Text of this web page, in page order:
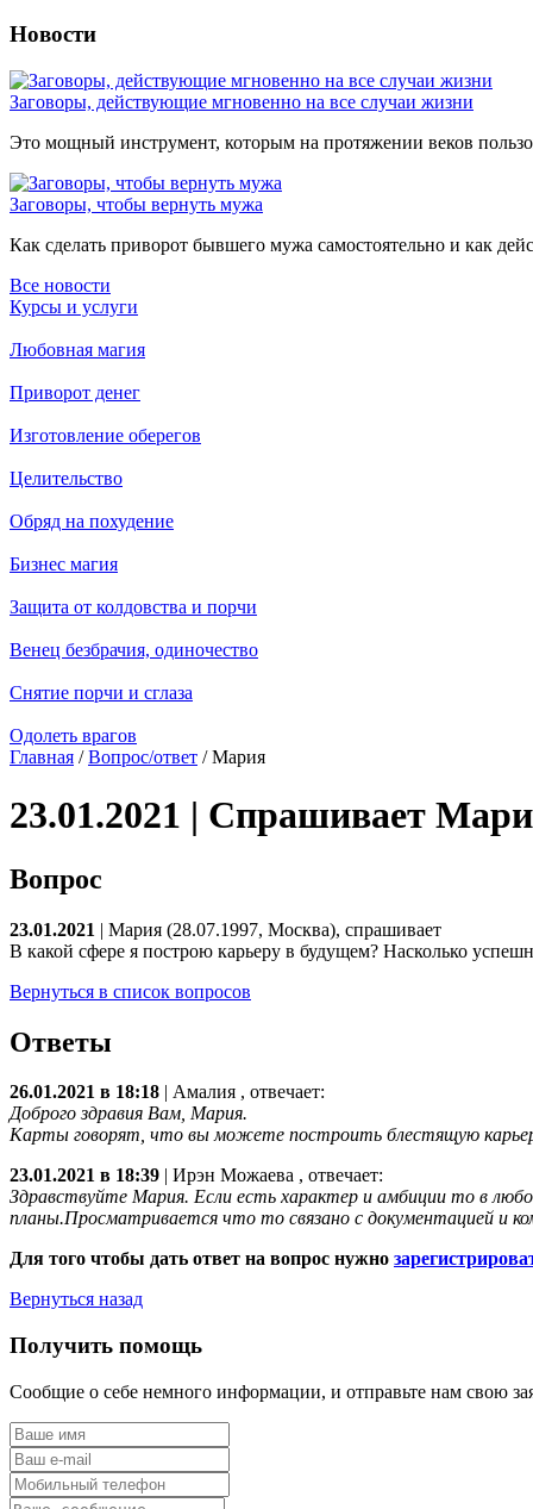
Новости
Заговоры, действующие мгновенно на все случаи жизни
Это мощный инструмент, которым на протяжении веков
Заговоры, чтобы вернуть мужа
Как сделать приворот бывшего мужа самостоятельно и как
Все новости
Курсы и услуги
Любовная магия
Приворот денег
Изготовление оберегов
Целительство
Обряд на похудение
Бизнес магия
Защита от колдовства и порчи
Венец безбрачия, одиночество
Снятие порчи и сглаза
Одолеть врагов
Главная /Вопрос/ответ / Мария
23.01.2021 | Спрашивает
Вопрос
23.01.2021 | Мария (28.07.1997, Москва), спрашивает
В какой сфере я построю карьеру в будущем? Насколько
Вернуться в список вопросов
Ответы
26.01.2021 в 18:18 Амалия , отвечает:
Доброго здравия Вам, Мария.
Карты говорят, что вы можете построить блестящую
23.01.2021 в 18:39
Ирэн Можаева , отвечает:
Здравствуйте Мария. Если есть характер и амбиции то в
планы.Просматривается что то связано с документацией и
Для того чтобы дать ответ на вопрос нужно
Вернуться назад
Получить помощь
Сообщие о себе немного информации, и отправьте нам свою